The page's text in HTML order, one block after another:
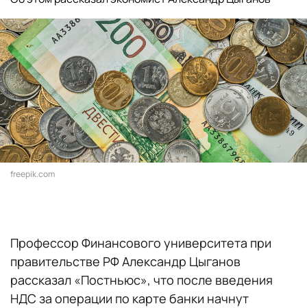
freepik.com
Профессор Финансового университета при
правительстве РФ Александр Цыганов
рассказал «Постньюс», что после введения
НДС за операции по карте банки начнут